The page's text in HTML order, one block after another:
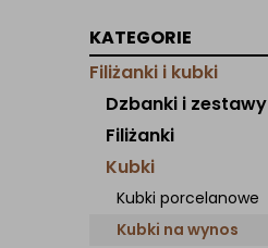
KATEGORIE
Filiżanki i kubki
Dzbanki i zestawy
Filiżanki
Kubki
Kubki porcelanowe
Kubki na wynos